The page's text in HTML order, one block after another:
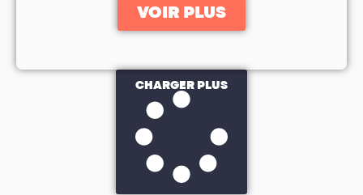
VOIR PLUS
CHARGER PLUS